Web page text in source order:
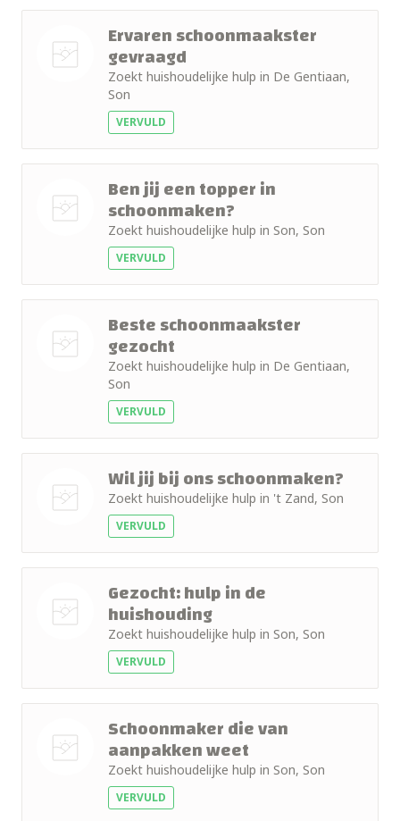
Ervaren schoonmaakster
gevraagd
Zoekt huishoudelijke hulp in De Gentiaan,
Son
VERVULD
Ben jij een topper in
schoonmaken?
Zoekt huishoudelijke hulp in Son, Son
VERVULD
Beste schoonmaakster
gezocht
Zoekt huishoudelijke hulp in De Gentiaan,
Son
VERVULD
foto
Wil jij bij ons schoonmaken?
Zoekt huishoudelijke hulp in 't Zand, Son
VERVULD
Gezocht: hulp in de
huishouding
Zoekt huishoudelijke hulp in Son, Son
VERVULD
Schoonmaker die van
aanpakken weet
Zoekt huishoudelijke hulp in Son, Son
VERVULD